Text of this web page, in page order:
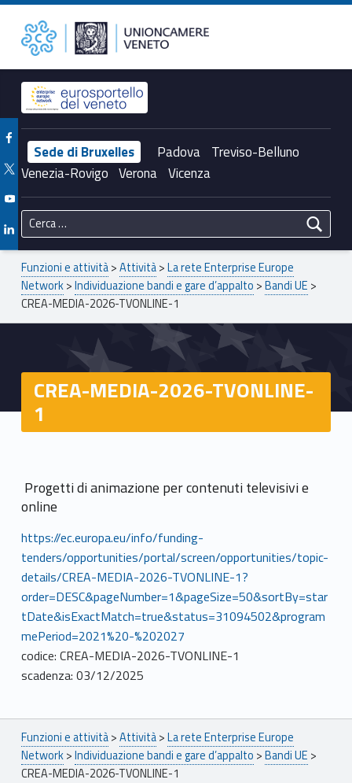
CREA-MEDIA-2026-TVONLINE-1 – Unioncamere del Veneto Unioncamere del Veneto
Header info sidebar
Sede di Bruxelles Padova Treviso-Belluno
Venezia-Rovigo Verona Vicenza
Facebook Unioncamere Veneto
Twitter Unioncamere Veneto
Youtube Unioncamere Veneto
Linkedin Unioncamere Veneto
Ricerca per:
Breadcrumbs navigation
Funzioni e attività>Attività>La rete Enterprise Europe
Network>Individuazione bandi e gare d’appalto >Bandi UE >
CREA-MEDIA-2026-TVONLINE-1
CREA-MEDIA-2026-TVONLINE-
1
Progetti di animazione per contenuti televisivi e
online
https://ec.europa.eu/info/funding-
tenders/opportunities/portal/screen/opportunities/topic-
details/CREA-MEDIA-2026-TVONLINE-1?
order=DESC&pageNumber=1&pageSize=50&sortBy=star
tDate&isExactMatch=true&status=31094502&program
mePeriod=2021%20-%202027
codice: CREA-MEDIA-2026-TVONLINE-1
scadenza: 03/12/2025
Breadcrumbs navigation
Funzioni e attività>Attività>La rete Enterprise Europe
Network>Individuazione bandi e gare d’appalto >Bandi UE >
CREA-MEDIA-2026-TVONLINE-1